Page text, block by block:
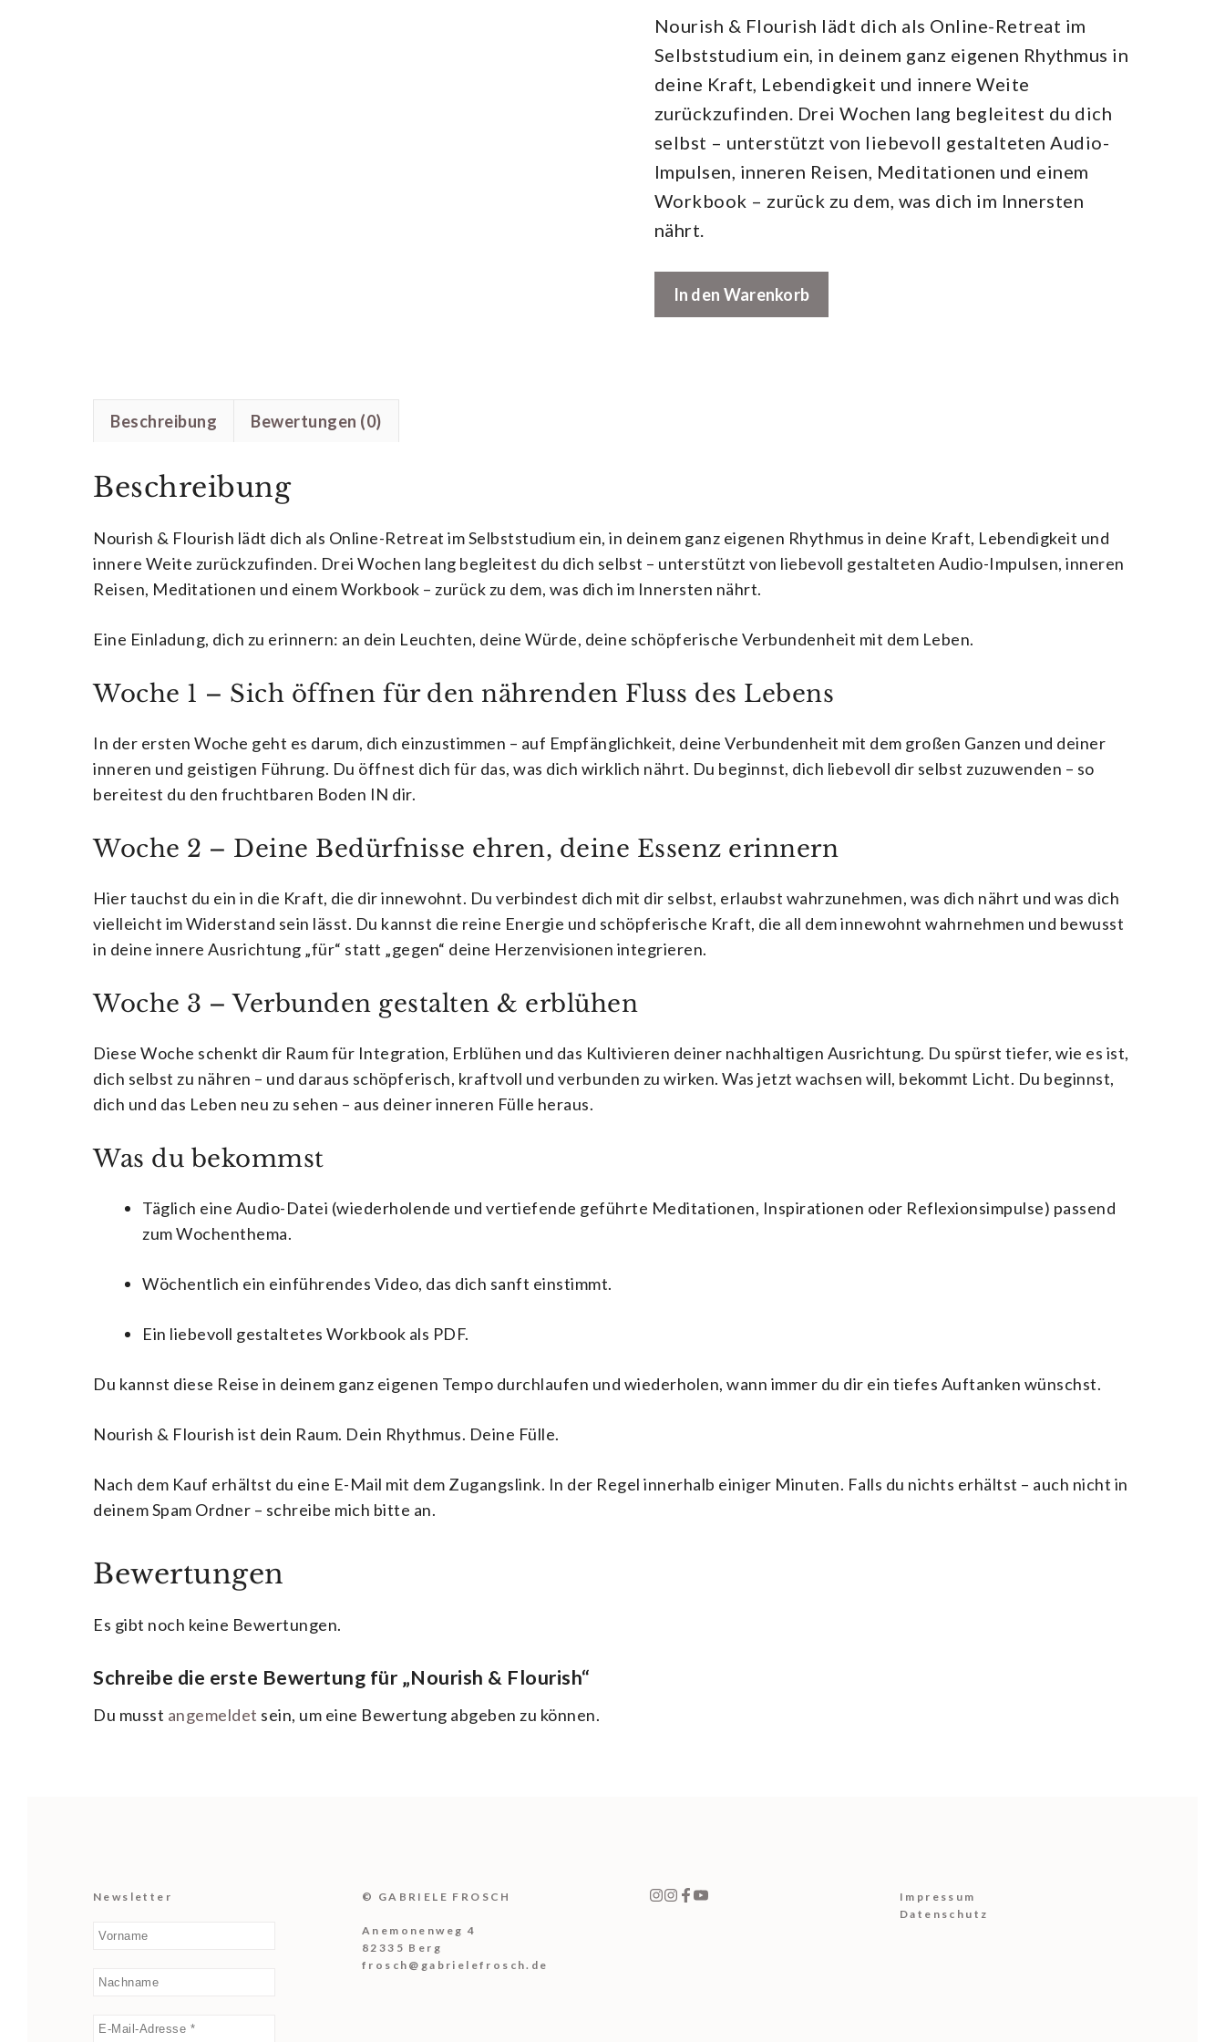
Nourish & Flourish lädt dich als Online-Retreat im
Selbststudium ein, in deinem ganz eigenen Rhythmus in
deine Kraft, Lebendigkeit und innere Weite
zurückzufinden. Drei Wochen lang begleitest du dich
selbst – unterstützt von liebevoll gestalteten Audio-
Impulsen, inneren Reisen, Meditationen und einem
Workbook – zurück zu dem, was dich im Innersten
nährt.
Nourish
In den Warenkorb
Beschreibung Bewertungen (0)
Beschreibung
Nourish & Flourish lädt dich als Online-Retreat im Selbststudium ein, in deinem ganz eigenen Rhythmus in deine Kraft, Lebendigkeit und
innere Weite zurückzufinden. Drei Wochen lang begleitest du dich selbst – unterstützt von liebevoll gestalteten Audio-Impulsen, inneren
Reisen, Meditationen und einem Workbook – zurück zu dem, was dich im Innersten nährt.
Eine Einladung, dich zu erinnern: an dein Leuchten, deine Würde, deine schöpferische Verbundenheit mit dem Leben.
Woche 1 – Sich öffnen für den nährenden Fluss des Lebens
In der ersten Woche geht es darum, dich einzustimmen – auf Empfänglichkeit, deine Verbundenheit mit dem großen Ganzen und deiner
inneren und geistigen Führung. Du öffnest dich für das, was dich wirklich nährt. Du beginnst, dich liebevoll dir selbst zuzuwenden – so
bereitest du den fruchtbaren Boden IN dir.
Woche 2 – Deine Bedürfnisse ehren, deine Essenz erinnern
Hier tauchst du ein in die Kraft, die dir innewohnt. Du verbindest dich mit dir selbst, erlaubst wahrzunehmen, was dich nährt und was dich
vielleicht im Widerstand sein lässt. Du kannst die reine Energie und schöpferische Kraft, die all dem innewohnt wahrnehmen und bewusst
in deine innere Ausrichtung „für“ statt „gegen“ deine Herzenvisionen integrieren.
Woche 3 – Verbunden gestalten & erblühen
Diese Woche schenkt dir Raum für Integration, Erblühen und das Kultivieren deiner nachhaltigen Ausrichtung. Du spürst tiefer, wie es ist,
dich selbst zu nähren – und daraus schöpferisch, kraftvoll und verbunden zu wirken. Was jetzt wachsen will, bekommt Licht. Du beginnst,
dich und das Leben neu zu sehen – aus deiner inneren Fülle heraus.
Was du bekommst
Täglich eine Audio-Datei (wiederholende und vertiefende geführte Meditationen, Inspirationen oder Reflexionsimpulse) passend
zum Wochenthema.
Wöchentlich ein einführendes Video, das dich sanft einstimmt.
Ein liebevoll gestaltetes Workbook als PDF.
Du kannst diese Reise in deinem ganz eigenen Tempo durchlaufen und wiederholen, wann immer du dir ein tiefes Auftanken wünschst.
Nourish & Flourish ist dein Raum. Dein Rhythmus. Deine Fülle.
Nach dem Kauf erhältst du eine E-Mail mit dem Zugangslink. In der Regel innerhalb einiger Minuten. Falls du nichts erhältst – auch nicht in
deinem Spam Ordner – schreibe mich bitte an.
Bewertungen
Es gibt noch keine Bewertungen.
Schreibe die erste Bewertung für „Nourish & Flourish“
Du musst angemeldet sein, um eine Bewertung abgeben zu können.
Newsletter © GABRIELE FROSCH
Anemonenweg 4
82335 Berg
frosch@gabrielefrosch.de
Impressum
Datenschutz